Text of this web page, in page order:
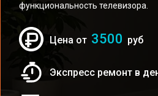
функциональность телевизора.
Цена от 3500 руб
Экспресс ремонт в